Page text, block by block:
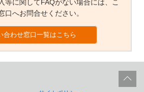
等に関してFAQがない場合には、こ
口へお問合せください。
合わせ窓口一覧はこちら